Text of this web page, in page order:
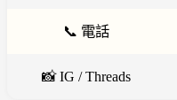
📞 電話
📸 IG / Threads